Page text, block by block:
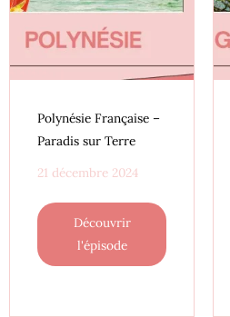
Polynésie Française –
Paradis sur Terre
21 décembre 2024
Découvrir
l'épisode